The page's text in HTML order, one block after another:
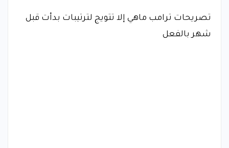
تصريحات ترامب ماهي إلا تتويج لترتيبات بدأت قبل
شهر بالفعل